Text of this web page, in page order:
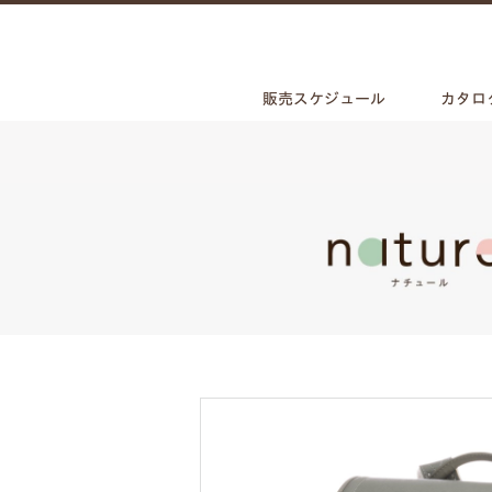
販売スケジュール カタロ